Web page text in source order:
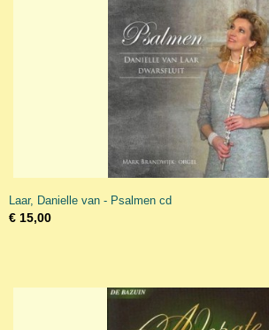
Laar, Danielle van - Psalmen cd
€ 15,00